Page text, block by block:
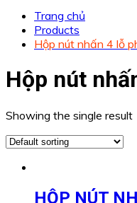
Trang chủ
Products
Hộp nút nhấn 4 lỗ
Hộp nút
Showing the single result
HỘP NÚT